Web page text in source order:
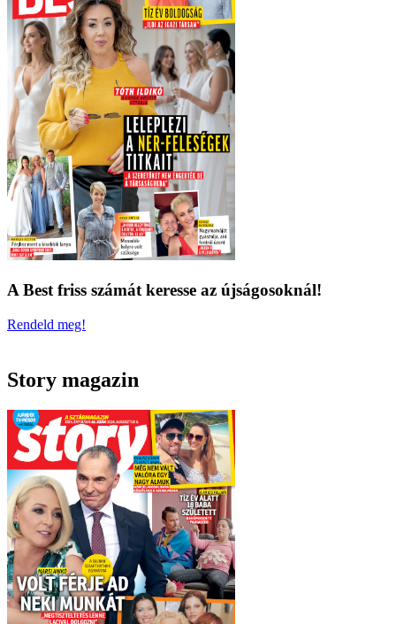
A Best friss számát keresse az újságosoknál!
Rendeld meg!
Story magazin